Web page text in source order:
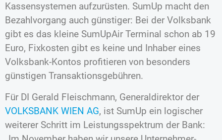
Kassensystemen aufzurüsten. SumUp macht den
Bezahlvorgang auch günstiger: Bei der Volksbank
gibt es das kleine SumUpAir Terminal schon ab 19
Euro, Fixkosten gibt es keine und Inhaber eines
Volksbank-Kontos profitieren von besonders
günstigen Transaktionsgebühren.
Für DI Gerald Fleischmann, Generaldirektor der
VOLKSBANK WIEN AG, ist SumUp ein logischer
weiterer Schritt im Leistungsspektrum der Bank: